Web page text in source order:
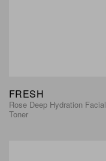
FRESH
Rose Deep Hydration Facial
Toner